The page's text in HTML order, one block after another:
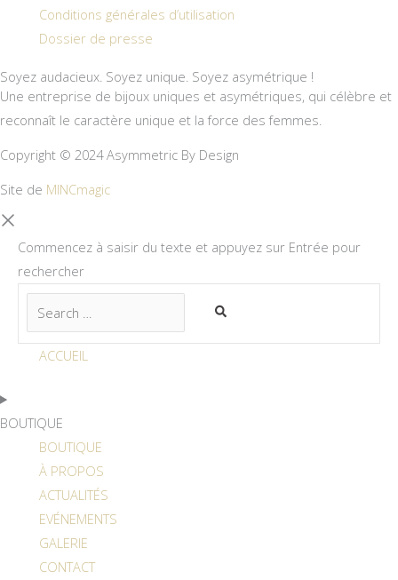
Conditions générales d’utilisation
Dossier de presse
Soyez audacieux. Soyez unique. Soyez asymétrique !
Une entreprise de bijoux uniques et asymétriques, qui célèbre et
reconnaît le caractère unique et la force des femmes.
Copyright © 2024 Asymmetric By Design
Site de MINCmagic
Commencez à saisir du texte et appuyez sur Entrée pour
rechercher
ACCUEIL
BOUTIQUE
BOUTIQUE
À PROPOS
ACTUALITÉS
EVÉNEMENTS
GALERIE
CONTACT